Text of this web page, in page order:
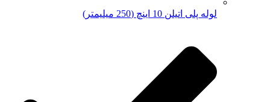
لوله پلی اتیلن 10 اینچ (250 میلیمتر)